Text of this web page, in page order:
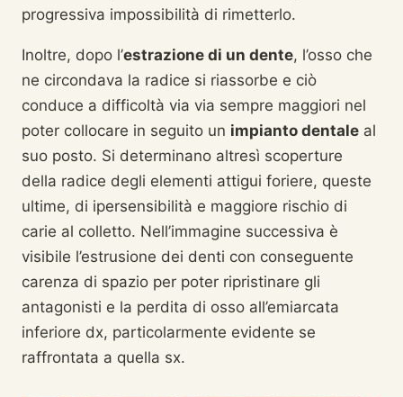
progressiva impossibilità di rimetterlo.
Inoltre, dopo l’estrazione di un dente, l’osso che
ne circondava la radice si riassorbe e ciò
conduce a difficoltà via via sempre maggiori nel
poter collocare in seguito un impianto dentale al
suo posto. Si determinano altresì scoperture
della radice degli elementi attigui foriere, queste
ultime, di ipersensibilità e maggiore rischio di
carie al colletto. Nell’immagine successiva è
visibile l’estrusione dei denti con conseguente
carenza di spazio per poter ripristinare gli
antagonisti e la perdita di osso all’emiarcata
inferiore dx, particolarmente evidente se
raffrontata a quella sx.